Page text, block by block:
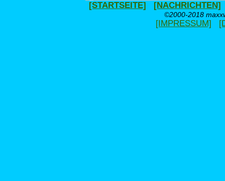
[STARTSEITE] [NACHRICHTEN]
©2000-2018
[IMPRESSUM]